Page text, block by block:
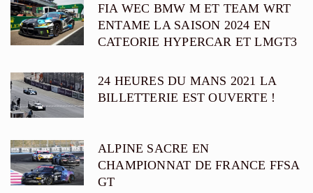
FIA WEC BMW M ET TEAM WRT
ENTAME LA SAISON 2024 EN
CATEORIE HYPERCAR ET LMGT3
24 HEURES DU MANS 2021 LA
BILLETTERIE EST OUVERTE !
ALPINE SACRE EN
CHAMPIONNAT DE FRANCE FFSA
GT